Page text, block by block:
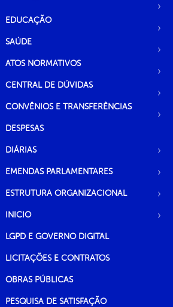
EDUCAÇÃO
SAÚDE
ATOS NORMATIVOS
CENTRAL DE DÚVIDAS
CONVÊNIOS E TRANSFERÊNCIAS
DESPESAS
DIÁRIAS
EMENDAS PARLAMENTARES
ESTRUTURA ORGANIZACIONAL
INICIO
LGPD E GOVERNO DIGITAL
LICITAÇÕES E CONTRATOS
OBRAS PÚBLICAS
PESQUISA DE SATISFAÇÃO